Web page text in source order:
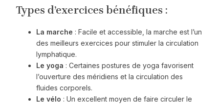
Types d’exercices bénéfiques :
La marche : Facile et accessible, la marche est l’un
des meilleurs exercices pour stimuler la circulation
lymphatique.
Le yoga : Certaines postures de yoga favorisent
l’ouverture des méridiens et la circulation des
fluides corporels.
Le vélo : Un excellent moyen de faire circuler le